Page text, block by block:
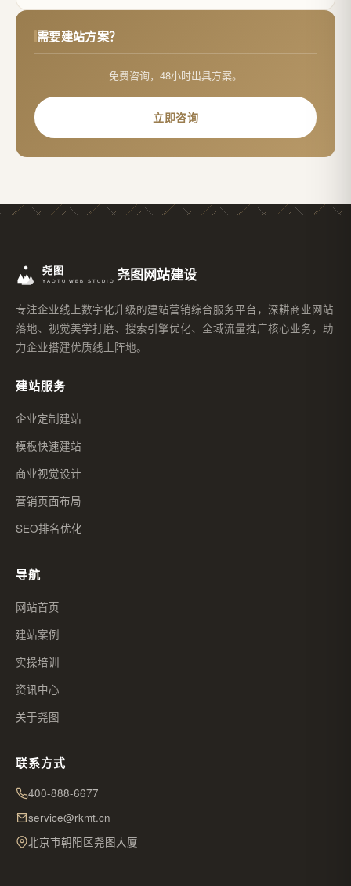
需要建站方案？
免费咨询，48小时出具方案。
立即咨询
尧图网站建设
专注企业线上数字化升级的建站营销综合服务平台，深耕商业网站
落地、视觉美学打磨、搜索引擎优化、全域流量推广核心业务，助
力企业搭建优质线上阵地。
建站服务
企业定制建站
模板快速建站
商业视觉设计
营销页面布局
SEO排名优化
导航
网站首页
建站案例
实操培训
资讯中心
关于尧图
联系方式
400-888-6677
service@rkmt.cn
北京市朝阳区尧图大厦